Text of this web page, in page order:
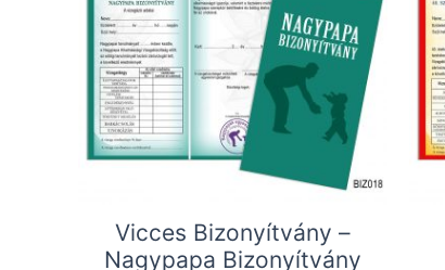
Vicces Bizonyítvány –
Nagypapa Bizonyítvány